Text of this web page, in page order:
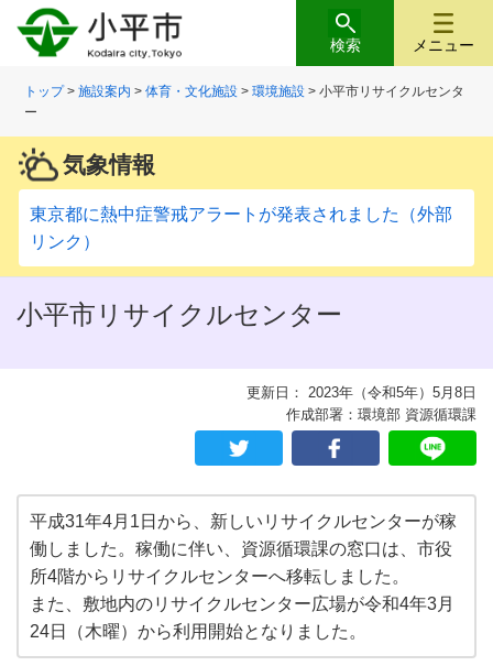
メニュー
検索
トップ>施設案内 >体育・文化施設 >環境施設 > 小平市リサイクルセンタ
ー
気象情報
東京都に熱中症警戒アラートが発表されました（外部
リンク）
小平市リサイクルセンター
更新日： 2023年（令和5年）5月8日
作成部署：環境部 資源循環課
平成31年4月1日から、新しいリサイクルセンターが稼
働しました。稼働に伴い、資源循環課の窓口は、市役
所4階からリサイクルセンターへ移転しました。
また、敷地内のリサイクルセンター広場が令和4年3月
24日（木曜）から利用開始となりました。